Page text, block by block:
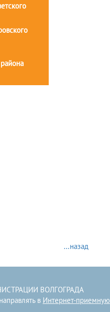
...назад
ВОЛГОГРАДА
в Интернет-приемную